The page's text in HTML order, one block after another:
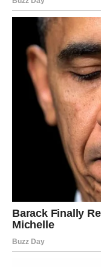
Otopinu nanosim
mravi prolaze ili
prisutnost lisnih
suzbijanje muha u
češnjaka i zatim ih
Prije nanošenja na
otopina potpuno
insekte. Limun
za odvraćanje
limun na kriške, a
polovicu postavite
Aroma limuna ne